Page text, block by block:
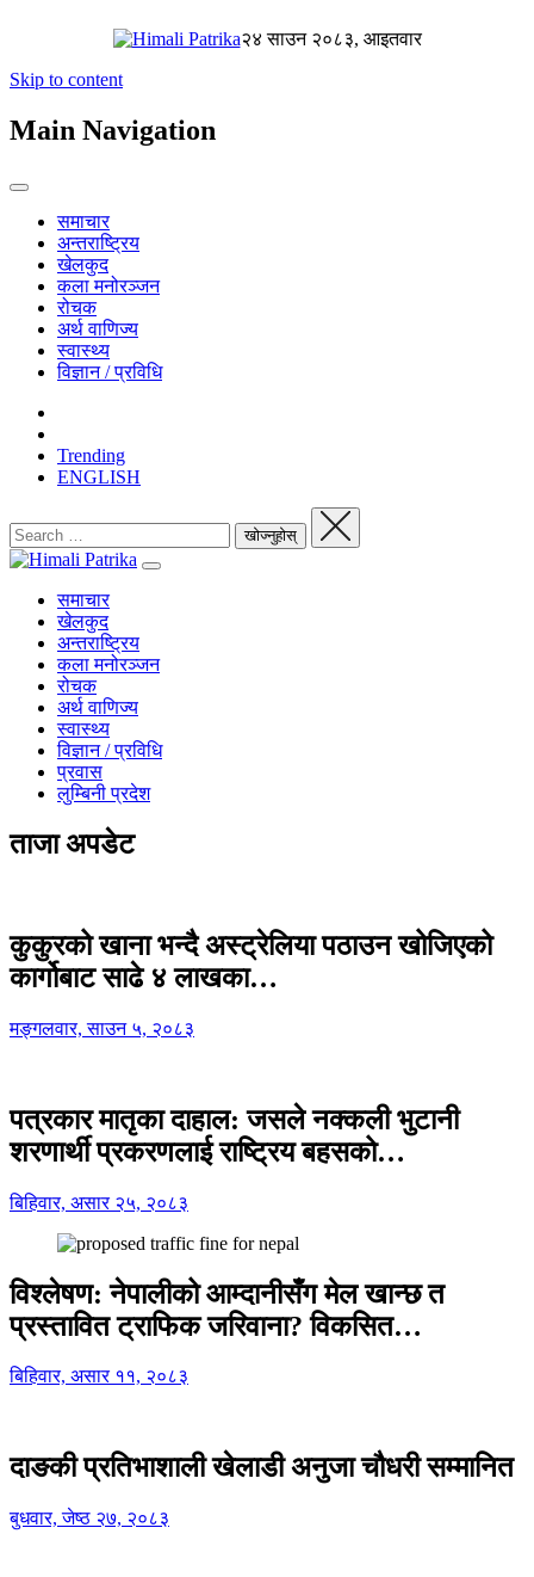
२४ साउन २०८३, आइतवार
Skip to content
Main Navigation
समाचार
अन्तराष्ट्रिय
खेलकुद
कला मनोरञ्जन
रोचक
अर्थ वाणिज्य
स्वास्थ्य
विज्ञान / प्रविधि
Trending
ENGLISH
समाचार
खेलकुद
अन्तराष्ट्रिय
कला मनोरञ्जन
रोचक
अर्थ वाणिज्य
स्वास्थ्य
विज्ञान / प्रविधि
प्रवास
लुम्बिनी प्रदेश
ताजा अपडेट
कुकुरको खाना भन्दै अस्ट्रेलिया पठाउन खोजिएको
कार्गोबाट साढे ४ लाखका…
मङ्गलवार, साउन ५, २०८३
पत्रकार मातृका दाहाल: जसले नक्कली भुटानी
शरणार्थी प्रकरणलाई राष्ट्रिय बहसको…
बिहिवार, असार २५, २०८३
विश्लेषण: नेपालीको आम्दानीसँग मेल खान्छ त
प्रस्तावित ट्राफिक जरिवाना? विकसित…
बिहिवार, असार ११, २०८३
दाङकी प्रतिभाशाली खेलाडी अनुजा चौधरी सम्मानित
बुधवार, जेष्ठ २७, २०८३